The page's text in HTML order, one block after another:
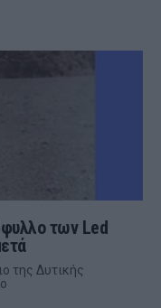
των Led
της Δυτικής